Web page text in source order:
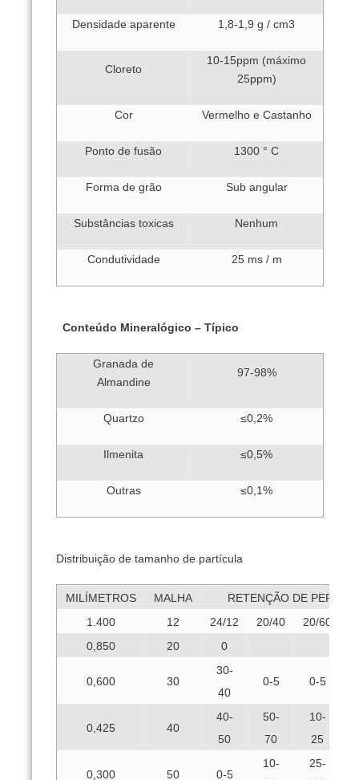
Densidade aparente 1,8-1,9 g / cm3
Cloreto
10-15ppm (máximo
25ppm)
Cor Vermelho e Castanho
Ponto de fusão 1300 ° C
Forma de grão Sub angular
Substâncias toxicas Nenhum
Condutividade 25 ms / m
Conteúdo Mineralógico – Típico
Granada de
Almandine
97-98%
Quartzo ≤0,2%
Ilmenita ≤0,5%
Outras ≤0,1%
Distribuição de tamanho de partícula
MILÍMETROS MALHA
RETENÇÃO DE
1.400
12 24/12 20/40 20/60
0,850
20 0
0,600 30
30-
40
0-5 0-5
0,425 40
40-
50
50-
70
10-
25
0,300 50 0-5
10-
25-